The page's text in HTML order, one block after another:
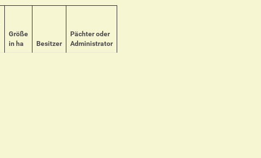
Größe
in ha
Besitzer
Pächter oder
Administrator